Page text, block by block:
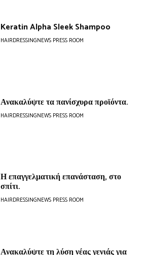
Keratin Alpha Sleek Shampoo
HAIRDRESSINGNEWS PRESS ROOM
Ανακαλύψτε τα πανίσχυρα προϊόντα.
HAIRDRESSINGNEWS PRESS ROOM
Η επαγγελματική επανάσταση, στο
σπίτι.
HAIRDRESSINGNEWS PRESS ROOM
Ανακαλύψτε τη λύση νέας γενιάς για